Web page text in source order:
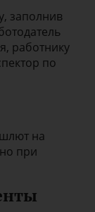
заполнив
работнику
по
на
при